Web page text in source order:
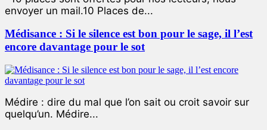
envoyer un mail.10 Places de...
Médisance : Si le silence est bon pour le sage, il l’est
encore davantage pour le sot
Médire : dire du mal que l’on sait ou croit savoir sur
quelqu’un. Médire...